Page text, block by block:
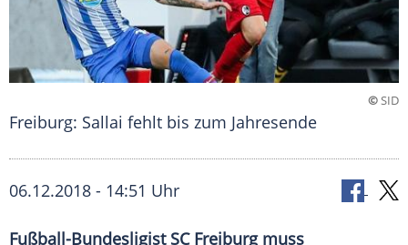
©SID
Freiburg: Sallai fehlt bis zum Jahresende
06.12.2018 - 14:51 Uhr
Fußball-Bundesligist SC Freiburg muss